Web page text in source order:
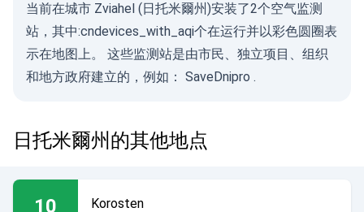
当前在城市 Zviahel (日托米爾州)安装了2个空气监测
站，其中:cndevices_with_aqi个在运行并以彩色圆圈表
示在地图上。 这些监测站是由市民、独立项目、组织
和地方政府建立的，例如： SaveDnipro .
日托米爾州的其他地点
10 Korosten